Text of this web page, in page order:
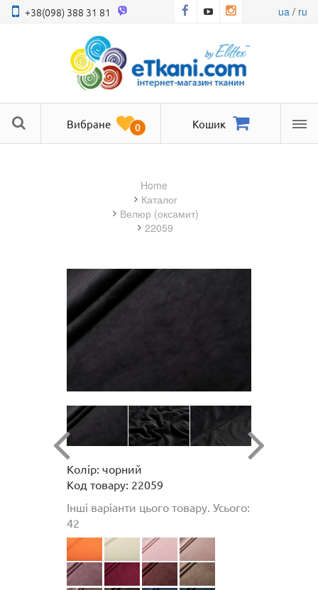
+38(098) 388 31 81 ua/ ru
Вибране 0 Кошик
Home
Каталог
велюр (оксамит)
22059
Колір: чорний
Код товару: 22059
Інші варіанти цього товару. Усього:
42